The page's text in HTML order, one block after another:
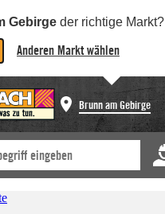
Gebirge der richtige Markt?
Anderen Markt wählen
Brunn am Gebirge